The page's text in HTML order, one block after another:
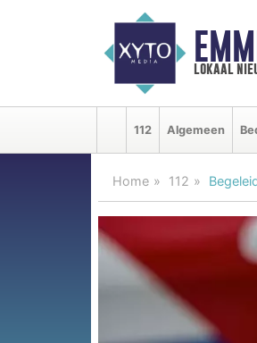
lokaal
112 Algemeen
Home 112